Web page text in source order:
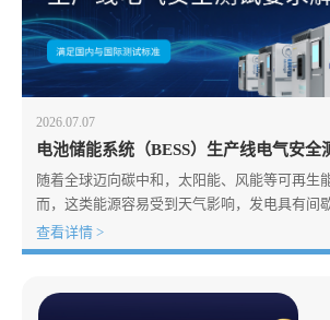
2026.07.07
电池储能系统（BESS）生产线电气安全
随着全球迈向碳中和，太阳能、风能等可再生
而，这类能源容易受到天气影响，发电具有间歇
查看详情 >